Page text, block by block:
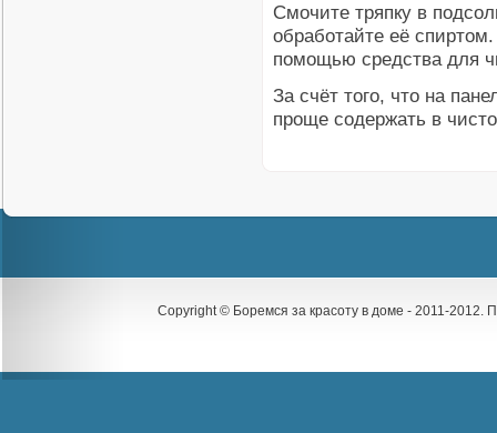
Смочите тряпку в
обработайте её
помощью средства для
За счёт того, что на
проще содержать в
Copyright © Боремся за красоту в доме - 2011-2012.